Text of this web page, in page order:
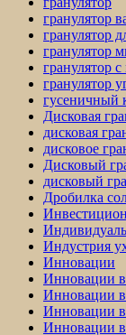
гранулятор
гранулятор
гранулятор
гранулятор
гранулятор
гусеничный
Дисковая
дисковая
дисковое
Дисковый
дисковый
Дробилка
Индустрия
Инновации
Инновации
Инновации в
Инновации
Инновации в